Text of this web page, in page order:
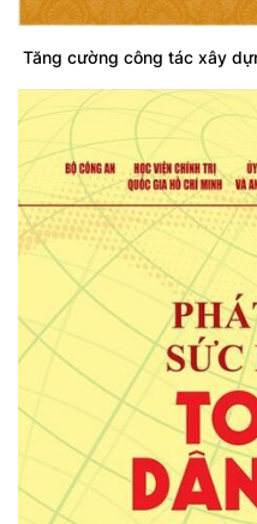
Tăng cường công tác xây